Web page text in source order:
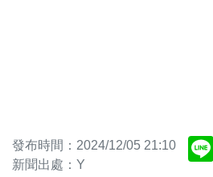
發布時間：2024/12/05 21:10
新聞出處：Y